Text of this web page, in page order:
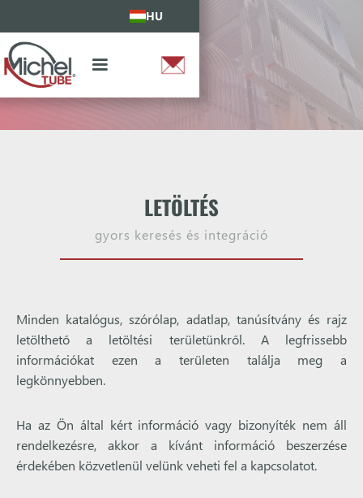
HU
LETÖLTÉS
gyors keresés és integráció
Minden katalógus, szórólap, adatlap, tanúsítvány és rajz
letölthető a letöltési területünkről. A legfrissebb
információkat ezen a területen találja meg a
legkönnyebben.
Ha az Ön által kért információ vagy bizonyíték nem áll
rendelkezésre, akkor a kívánt információ beszerzése
érdekében közvetlenül velünk veheti fel a kapcsolatot.